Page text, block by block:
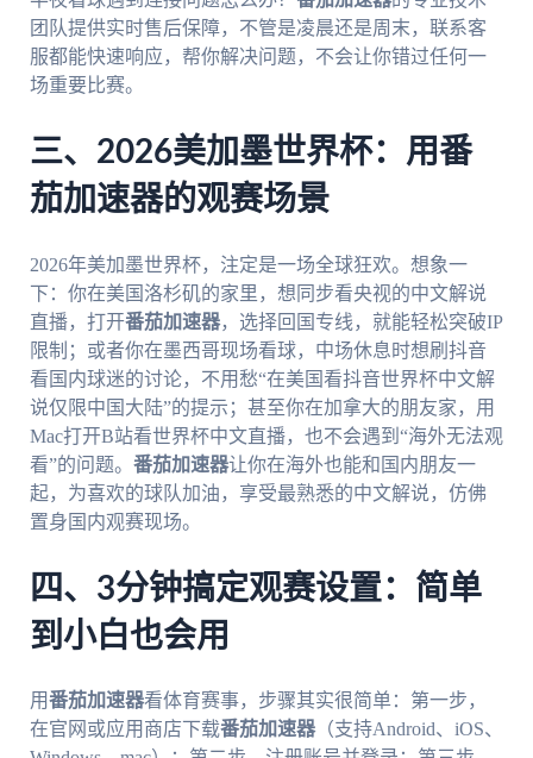
团队提供实时售后保障，不管是凌晨还是周末，联系客
服都能快速响应，帮你解决问题，不会让你错过任何一
场重要比赛。
三、2026美加墨世界杯：用番
茄加速器的观赛场景
2026年美加墨世界杯，注定是一场全球狂欢。想象一
下：你在美国洛杉矶的家里，想同步看央视的中文解说
直播，打开番茄加速器，选择回国专线，就能轻松突破IP
限制；或者你在墨西哥现场看球，中场休息时想刷抖音
看国内球迷的讨论，不用愁“在美国看抖音世界杯中文解
说仅限中国大陆”的提示；甚至你在加拿大的朋友家，用
Mac打开B站看世界杯中文直播，也不会遇到“海外无法观
看”的问题。 番茄加速器让你在海外也能和国内朋友一
起，为喜欢的球队加油，享受最熟悉的中文解说，仿佛
置身国内观赛现场。
四、3分钟搞定观赛设置：简单
到小白也会用
用番茄加速器看体育赛事，步骤其实很简单：第一步，
在官网或应用商店下载番茄加速器（支持Android、iOS、